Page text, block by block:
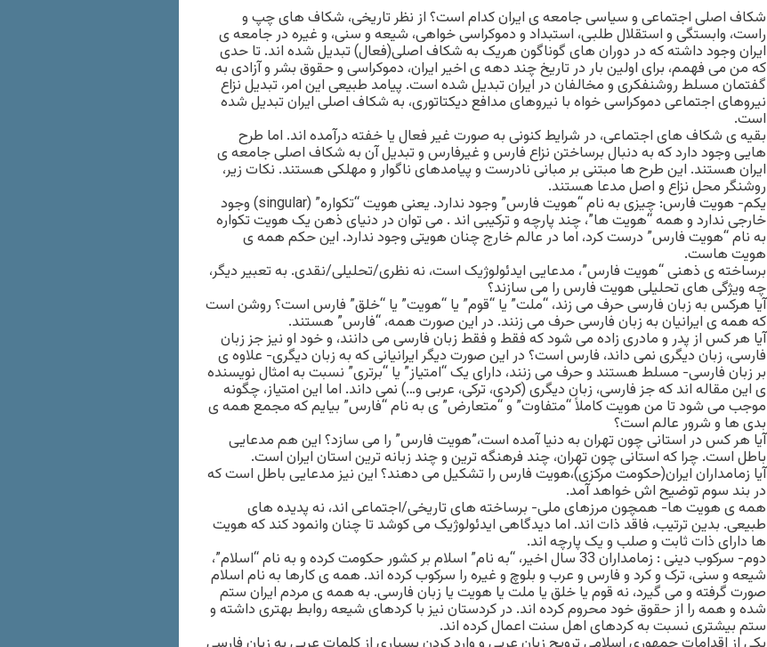
شکاف اصلی اجتماعی و سیاسی جامعه ی ایران کدام است؟ از نظر تاریخی، شکاف های چپ و
راست، وابستگی و استقلال طلبی، استبداد و دموکراسی خواهی، شیعه و سنی، و غیره در جامعه ی
ایران وجود داشته که در دوران های گوناگون هریک به شکاف اصلی(فعال) تبدیل شده اند. تا حدی
که من می فهمم، برای اولین بار در تاریخ چند دهه ی اخیر ایران، دموکراسی و حقوق بشر و آزادی به
گفتمان مسلط روشنفکری و مخالفان در ایران تبدیل شده است. پیامد طبیعی این امر، تبدیل نزاع
نیروهای اجتماعی دموکراسی خواه با نیروهای مدافع دیکتاتوری، به شکاف اصلی ایران تبدیل شده
است.
بقیه ی شکاف های اجتماعی، در شرایط کنونی به صورت غیر فعال یا خفته درآمده اند. اما طرح
هایی وجود دارد که به دنبال برساختن نزاع فارس و غیرفارس و تبدیل آن به شکاف اصلی جامعه ی
ایران هستند. این طرح ها مبتنی بر مبانی نادرست و پیامدهای ناگوار و مهلکی هستند. نکات زیر،
روشنگر محل نزاع و اصل مدعا هستند.
یکم- هویت فارس: چیزی به نام “هویت فارس” وجود ندارد. یعنی هویت “تکواره” (singular) وجود
خارجی ندارد و همه “هویت ها”، چند پارچه و ترکیبی اند . می توان در دنیای ذهن یک هویت تکواره
به نام “هویت فارس” درست کرد، اما در عالم خارج چنان هویتی وجود ندارد. این حکم همه ی
هویت هاست.
برساخته ی ذهنی “هویت فارس”، مدعایی ایدئولوژیک است، نه نظری/تحلیلی/نقدی. به تعبیر دیگر،
چه ویژگی های تحلیلی هویت فارس را می سازند؟
آیا هرکس به زبان فارسی حرف می زند، “ملت” یا “قوم” یا “هویت” یا “خلق” فارس است؟ روشن است
که همه ی ایرانیان به زبان فارسی حرف می زنند. در این صورت همه، “فارس” هستند.
آیا هر کس از پدر و مادری زاده می شود که فقط و فقط زبان فارسی می دانند، و خود او نیز جز زبان
فارسی، زبان دیگری نمی داند، فارس است؟ در این صورت دیگر ایرانیانی که به زبان دیگری- علاوه ی
بر زبان فارسی- مسلط هستند و حرف می زنند، دارای یک “امتیاز” یا “برتری” نسبت به امثال نویسنده
ی این مقاله اند که جز فارسی، زبان دیگری (کردی، ترکی، عربی و…) نمی داند. اما این امتیاز، چگونه
موجب می شود تا من هویت کاملاً “متفاوت” و “متعارض” ی به نام “فارس” بیایم که مجمع همه ی
بدی ها و شرور عالم است؟
آیا هر کس در استانی چون تهران به دنیا آمده است،”هویت فارس” را می سازد؟ این هم مدعایی
باطل است. چرا که استانی چون تهران، چند فرهنگه ترین و چند زبانه ترین استان ایران است.
آیا زمامداران ایران(حکومت مرکزی)،هویت فارس را تشکیل می دهند؟ این نیز مدعایی باطل است که
در بند سوم توضیح اش خواهد آمد.
همه ی هویت ها- همچون مرزهای ملی- برساخته های تاریخی/اجتماعی اند، نه پدیده های
طبیعی. بدین ترتیب، فاقد ذات اند. اما دیدگاهی ایدئولوژیک می کوشد تا چنان وانمود کند که هویت
ها دارای ذات ثابت و صلب و یک پارچه اند.
دوم- سرکوب دینی : زمامداران 33 سال اخیر، “به نام” اسلام بر کشور حکومت کرده و به نام “اسلام”،
شیعه و سنی، ترک و کرد و فارس و عرب و بلوچ و غیره را سرکوب کرده اند. همه ی کارها به نام اسلام
صورت گرفته و می گیرد، نه قوم یا خلق یا ملت یا هویت یا زبان فارسی. به همه ی مردم ایران ستم
شده و همه را از حقوق خود محروم کرده اند. در کردستان نیز با کردهای شیعه روابط بهتری داشته و
ستم بیشتری نسبت به کردهای اهل سنت اعمال کرده اند.